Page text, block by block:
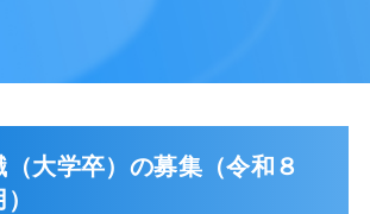
大学卒）の募集（令和８